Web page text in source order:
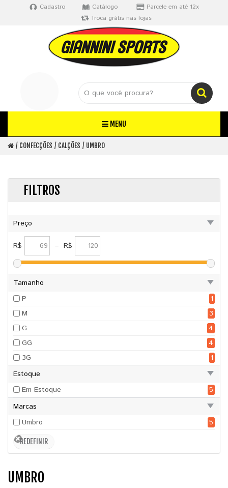
Cadastro Catálogo
Parcele em até 12x
Troca grátis nas lojas
MENU
CONFECÇÕES CALÇÕES UMBRO
FILTROS
Preço
R$ – R$
Tamanho
P
1
M
3
G
4
GG
4
3G
1
Estoque
Em Estoque
5
Marcas
Umbro
5
UMBRO